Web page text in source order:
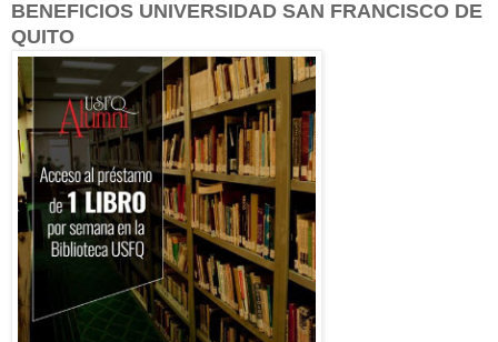
BENEFICIOS UNIVERSIDAD SAN FRANCISCO DE
QUITO